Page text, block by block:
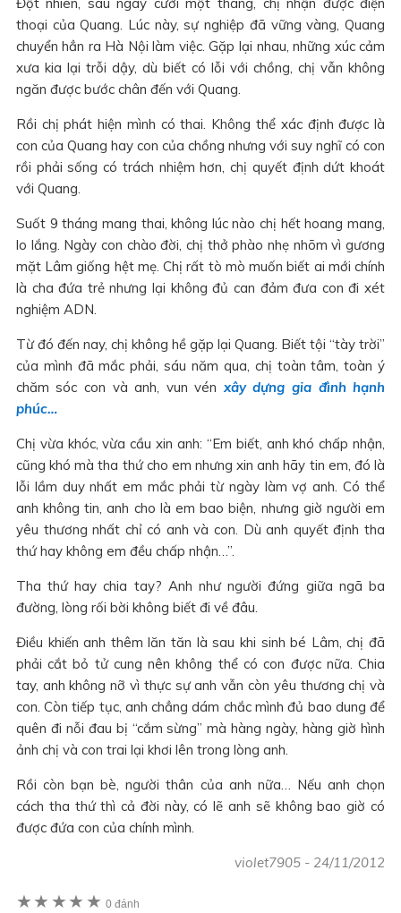
thoại của Quang. Lúc này, sự nghiệp đã vững vàng, Quang
chuyển hẳn ra Hà Nội làm việc. Gặp lại nhau, những xúc cảm
xưa kia lại trỗi dậy, dù biết có lỗi với chồng, chị vẫn không
ngăn được bước chân đến với Quang.
Rồi chị phát hiện mình có thai. Không thể xác định được là
con của Quang hay con của chồng nhưng với suy nghĩ có con
rồi phải sống có trách nhiệm hơn, chị quyết định dứt khoát
với Quang.
Suốt 9 tháng mang thai, không lúc nào chị hết hoang mang,
lo lắng. Ngày con chào đời, chị thở phào nhẹ nhõm vì gương
mặt Lâm giống hệt mẹ. Chị rất tò mò muốn biết ai mới chính
là cha đứa trẻ nhưng lại không đủ can đảm đưa con đi xét
nghiệm ADN.
Từ đó đến nay, chị không hề gặp lại Quang. Biết tội “tày trời”
của mình đã mắc phải, sáu năm qua, chị toàn tâm, toàn ý
chăm sóc con và anh, vun vén xây dựng gia đình hạnh
phúc…
Chị vừa khóc, vừa cầu xin anh: “Em biết, anh khó chấp nhận,
cũng khó mà tha thứ cho em nhưng xin anh hãy tin em, đó là
lỗi lầm duy nhất em mắc phải từ ngày làm vợ anh. Có thể
anh không tin, anh cho là em bao biện, nhưng giờ người em
yêu thương nhất chỉ có anh và con. Dù anh quyết định tha
thứ hay không em đều chấp nhận…”.
Tha thứ hay chia tay? Anh như người đứng giữa ngã ba
đường, lòng rối bời không biết đi về đâu.
Điều khiến anh thêm lăn tăn là sau khi sinh bé Lâm, chị đã
phải cắt bỏ tử cung nên không thể có con được nữa. Chia
tay, anh không nỡ vì thực sự anh vẫn còn yêu thương chị và
con. Còn tiếp tục, anh chẳng dám chắc mình đủ bao dung để
quên đi nỗi đau bị “cắm sừng” mà hàng ngày, hàng giờ hình
ảnh chị và con trai lại khơi lên trong lòng anh.
Rồi còn bạn bè, người thân của anh nữa… Nếu anh chọn
cách tha thứ thì cả đời này, có lẽ anh sẽ không bao giờ có
được đứa con của chính mình.
violet7905 - 24/11/2012
★ ★ ★ ★ ★ 0 đánh